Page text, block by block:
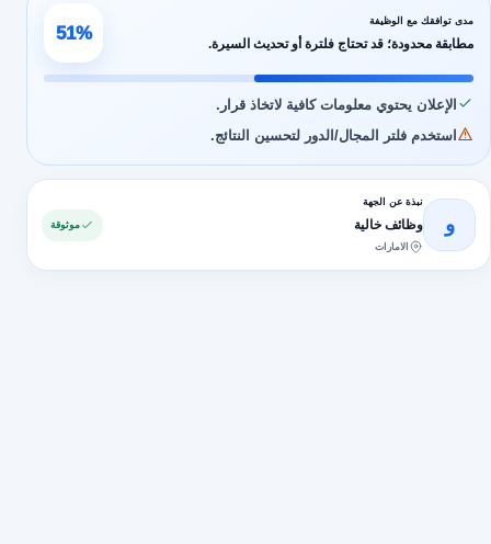
مدى توافقك مع الوظيفة
مطابقة محدودة؛ قد تحتاج فلترة أو تحديث السيرة. 51%
الإعلان يحتوي معلومات كافية لاتخاذ قرار.
استخدم فلتر المجال/الدور لتحسين النتائج.
و
نبذة عن الجهة
وظائف خالية
الامارات
موثوقة